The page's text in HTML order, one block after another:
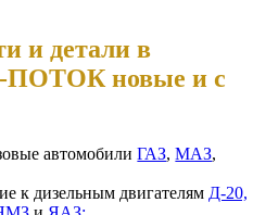
и детали в
новые и с
автомобилиГАЗ,МАЗ,
к дизельным двигателям Д-20,